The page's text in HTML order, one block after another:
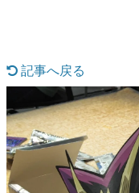
具体的な形
です。
ゲーム
「経験値
の起源や用
イニーP氏
記事へ戻る